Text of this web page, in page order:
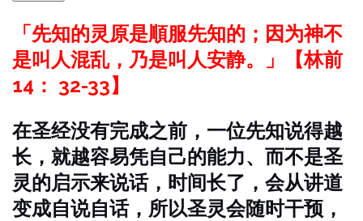
「先知的灵原是順服先知的；因为神不
是叫人混乱，乃是叫人安静。」【林前
14： 32-33】
在圣经没有完成之前，一位先知说得越
长，就越容易凭自己的能力、而不是圣
灵的启示来说话，时间长了，会从讲道
变成自说自话，所以圣灵会随时干预，